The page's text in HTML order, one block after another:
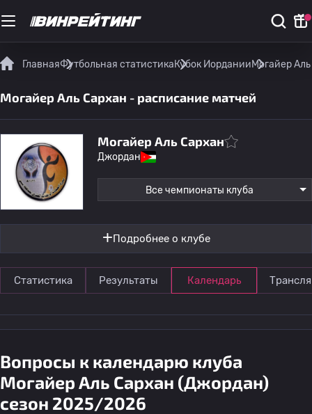
ГлавнаяФутбольная статистикаКубок ИорданииМогайер
Могайер Аль Сархан - расписание матчей
Могайер Аль Сархан
Джордан
Все чемпионаты клуба
Подробнее о клубе
Статистика Результаты Календарь
Вопросы к календарю клуба
Могайер Аль Сархан (Джордан)
сезон 2025/2026